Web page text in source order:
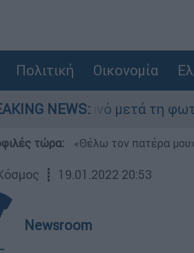
Πολιτική Οικονομία
NEWS:
Γερμανό μετά τη φωτιά -
τώρα: «Θέλω τον πατέρα
┋ 19.01.2022 20:53
Newsroom